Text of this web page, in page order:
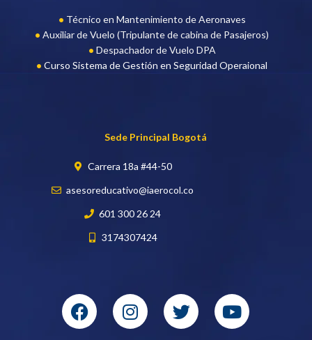
Técnico en Mantenimiento de Aeronaves
Auxiliar de Vuelo (Tripulante de cabina de Pasajeros)
Despachador de Vuelo DPA
Curso Sistema de Gestión en Seguridad Operaional
Sede Principal Bogotá
Carrera 18a #44-50
asesoreducativo@iaerocol.co
601 300 26 24
3174307424